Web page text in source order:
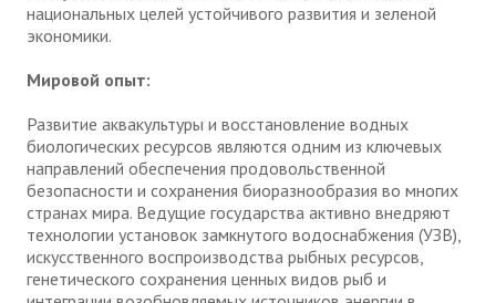
национальных целей устойчивого развития и зеленой
экономики.
Мировой опыт:
Развитие аквакультуры и восстановление водных
биологических ресурсов являются одним из ключевых
направлений обеспечения продовольственной
безопасности и сохранения биоразнообразия во многих
странах мира. Ведущие государства активно внедряют
технологии установок замкнутого водоснабжения (УЗВ),
искусственного воспроизводства рыбных ресурсов,
генетического сохранения ценных видов рыб и